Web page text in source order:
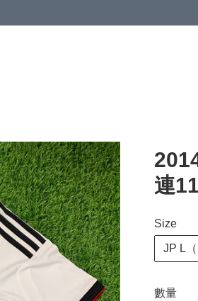
連
Size
JP L（
數量